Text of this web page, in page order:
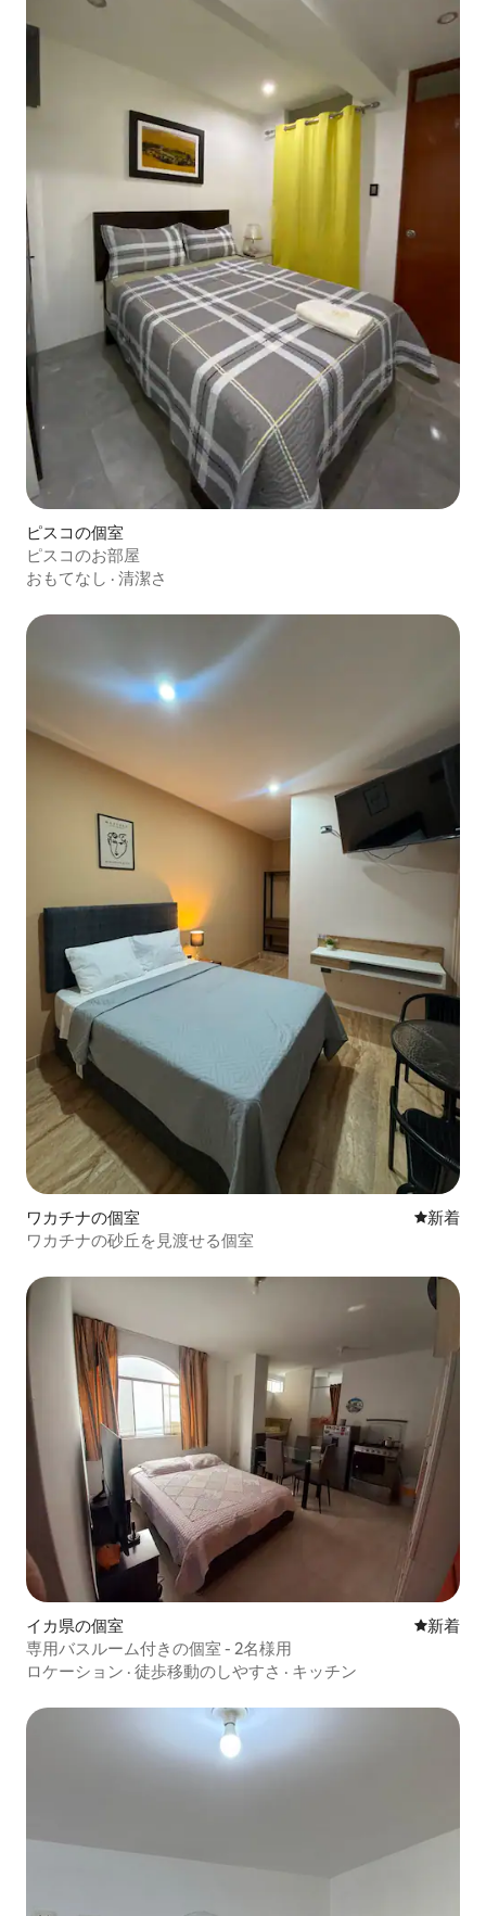
ピスコの個室
ピスコのお部屋
おもてなし · 清潔さ
ワカチナの個室 新しい宿
新着
ワカチナの砂丘を見渡せる個室
イカ県の個室 新しい宿
新着
専用バスルーム付きの個室 - 2名様用
ロケーション · 徒歩移動のしやすさ · キッチン